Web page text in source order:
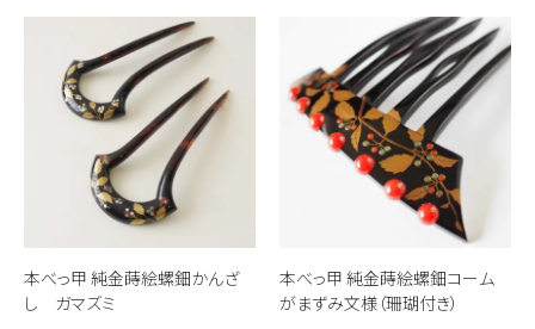
本べっ甲 純金蒔絵螺鈿かんざ
し ガマズミ
本べっ甲 純金蒔絵螺鈿コーム
がまずみ文様（珊瑚付き）